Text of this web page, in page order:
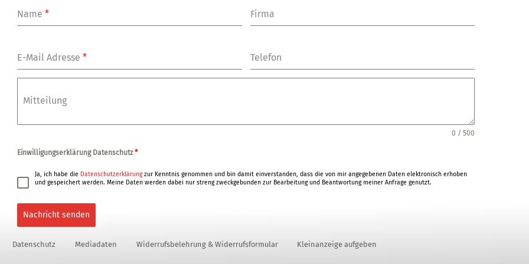
Name* Firma
E-Mail Adresse* Telefon
Mitteilung
0 / 500
Einwilligungserklärung Datenschutz*
Ja, ich habe die Datenschutzerklärungzur Kenntnis genommen und bin damit einverstanden, dass die von mir angegebenen Daten elektronisch erhoben
und gespeichert werden. Meine Daten werden dabei nur streng zweckgebunden zur Bearbeitung und Beantwortung meiner Anfrage genutzt.
Nachricht senden
Datenschutz Mediadaten Widerrufsbelehrung & Widerrufsformular Kleinanzeige aufgeben